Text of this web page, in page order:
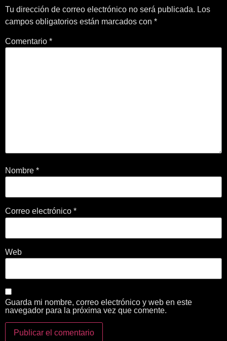
Tu dirección de correo electrónico no será publicada. Los
campos obligatorios están marcados con *
Comentario *
Nombre *
Correo electrónico *
Web
Guarda mi nombre, correo electrónico y web en este
navegador para la próxima vez que comente.